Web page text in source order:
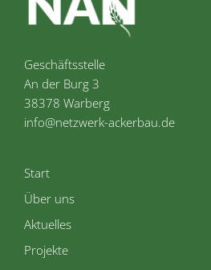
Geschäftsstelle
An der Burg 3
38378 Warberg
info@netzwerk-ackerbau.de
Start
Über uns
Aktuelles
Projekte